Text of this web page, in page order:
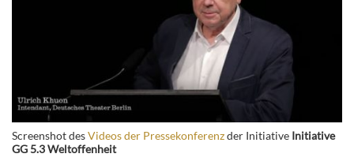
Screenshot desVideos der Pressekonferenzder Initiative Initiative
GG 5.3 Weltoffenheit